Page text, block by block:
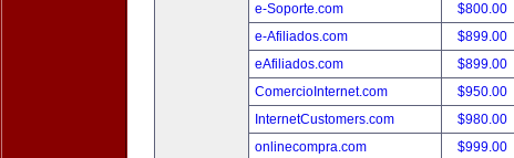
e-Soporte.com
$800.00
e-Afiliados.com
$899.00
eAfiliados.com
$899.00
ComercioInternet.com
$950.00
InternetCustomers.com
$980.00
onlinecompra.com
$999.00